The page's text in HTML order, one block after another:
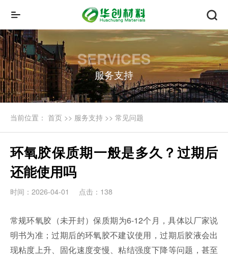
SERVICES
服务支持
当前位置： 首页>> 服务支持 >> 常见问题
环氧胶保质期一般是多久？过期后
还能使用吗
时间：2026-04-01 点击：138
常规环氧胶（未开封）保质期为6-12个月，具体以厂家说
明书为准；过期后的环氧胶不建议使用，过期后胶液会出
现粘度上升、固化速度变慢、粘结强度下降等问题，甚至